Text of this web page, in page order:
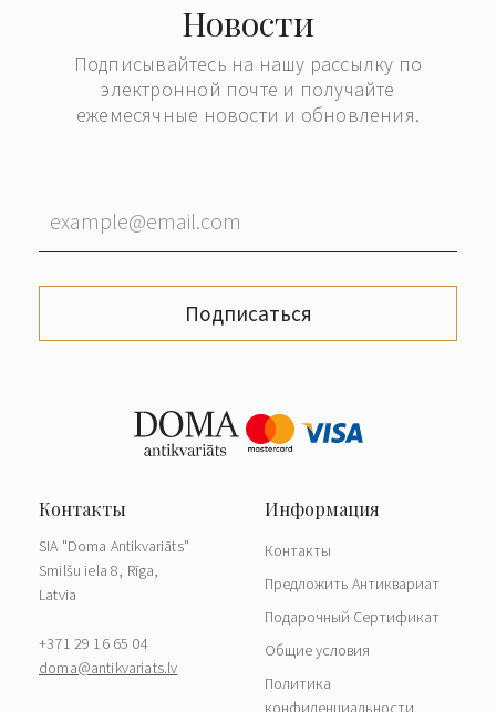
Новости
Подписывайтесь на нашу рассылку по
электронной почте и получайте
ежемесячные новости и обновления.
Подписаться
SIA "Doma Antikvariāts"
Smilšu iela 8, Rīga,
Latvia
+371 29 16 65 04
doma@antikvariats.lv
Контакты
Предложить Антиквариат
Подарочный Сертификат
Общие условия
Политика
конфиденциальности